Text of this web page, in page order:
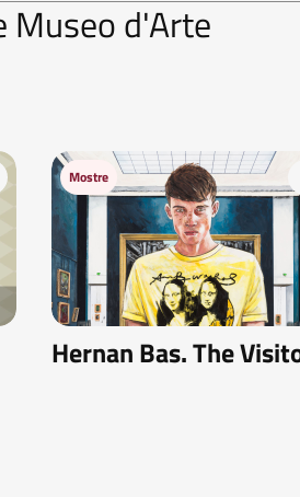
Museo d'Arte
Mostre
Hernan Bas. The